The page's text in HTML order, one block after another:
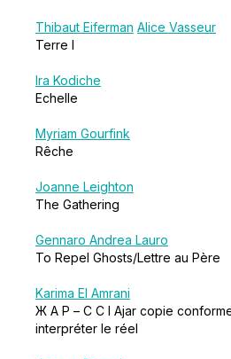
Thibaut Eiferman Alice Vasseur
Terre I
Ira Kodiche
Echelle
Myriam Gourfink
Rêche
Joanne Leighton
The Gathering
Gennaro Andrea Lauro
To Repel Ghosts/Lettre au Père
Karima El Amrani
Ж А Р – C C I Ajar copie
interpréter le réel